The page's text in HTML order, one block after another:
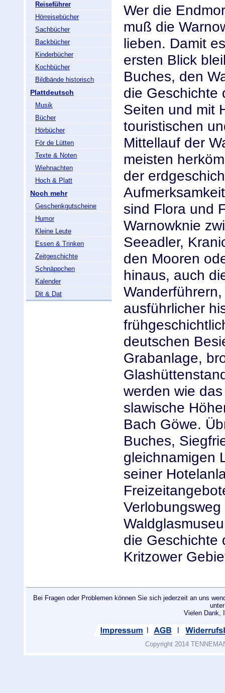
Reiseführer
Hörreisebücher
Sachbücher
Backbücher
Kinderbücher
Kochbücher
Bildbände historisch
Plattdeutsch
Musik
Bücher
Hörbücher
För de Lütten
Texte & Noten
Wiehnachten
Hoch & Platt
Noch mehr
Geschenkgutscheine
Humor
Kleine Leute
Essen & Trinken
Zeitgeschichte
Schnäppchen
Kalender
Dit & Dat
Wer die
muß die
lieben. Damit
ersten Blick
Buches, den
die Geschichte
Seiten und mit
touristischen
Mittellauf der
meisten
der
sind Flora und
Warnowknie
Seeadler,
den Mooren
hinaus, auch
ausführlicher
deutschen
Grabanlage,
werden wie
slawische
Bach Göwe.
Buches,
gleichnamigen
seiner
die Geschichte
Kritzower
Bei Fragen oder Problemen können Sie sich jederzeit an uns
Vielen Dank,
Copyright 2014